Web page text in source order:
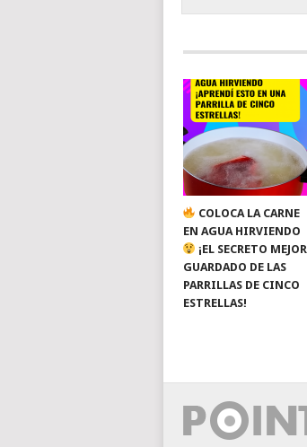
COLOCA LA CARNE
EN AGUA HIRVIENDO
¡EL SECRETO MEJOR
GUARDADO DE LAS
PARRILLAS DE CINCO
ESTRELLAS!